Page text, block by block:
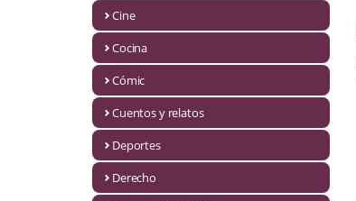
Ciencia ficción
Cuentos y relatos
Cine
Cocina
Cómic
Cuentos y relatos
Deportes
Derecho